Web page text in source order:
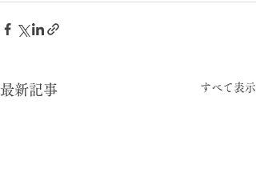
最新記事 すべて表示